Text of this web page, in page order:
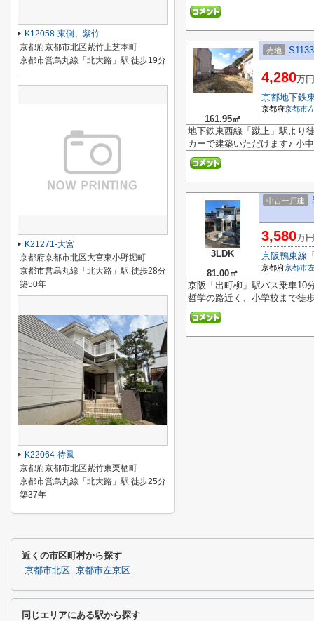
161.95㎡
売地
4,280万円
京都地下鉄
京都府京都市
地下鉄東西線「蹴上」駅より
カーで建築いただけます♪ 小
3LDK
81.00㎡
中古一戸建
3,580万円
京阪鴨東線
京都府京都市
京阪「出町柳」駅バス乗車10
哲学の路近く、小学校まで徒
K12058-東側、紫竹
京都府京都市北区紫竹上芝本町
京都市営烏丸線「北大路」駅 徒歩19分
-
K21271-大宮
京都府京都市北区大宮東小野堀町
京都市営烏丸線「北大路」駅 徒歩28分
築50年
K22064-待鳳
京都府京都市北区紫竹東栗栖町
京都市営烏丸線「北大路」駅 徒歩25分
築37年
近くの市区町村から探す
京都市北区 京都市左京区
同じエリアにある駅から探す